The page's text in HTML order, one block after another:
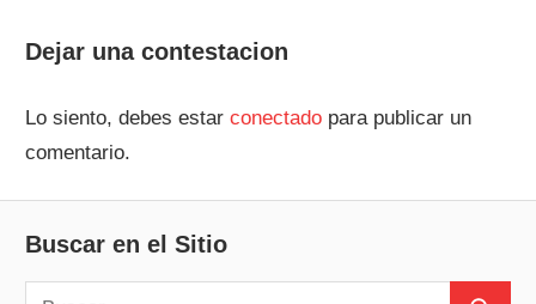
entradas
Dejar una contestacion
Lo siento, debes estarconectado para publicar un
comentario.
Buscar en el Sitio
Buscar: